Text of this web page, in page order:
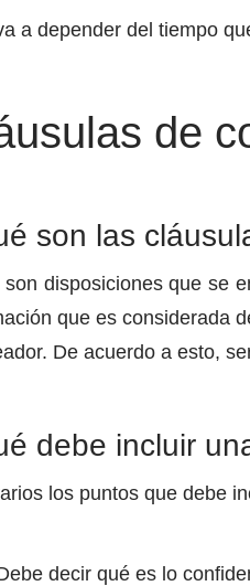
a depender del tiempo
de
son las
son disposiciones que se
que es considerada
De acuerdo a esto,
debe incluir
los puntos que debe
decir qué es lo